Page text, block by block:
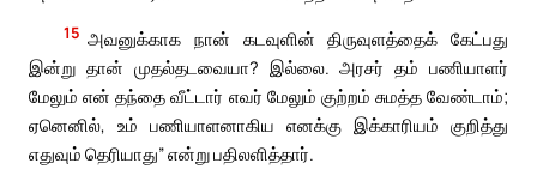
15 அவனுக்காக நான் கடவுளின் திருவுளத்தைக் கேட்பது
இன்று தான் முதல்தடவையா? இல்லை. அரசர் தம் பணியாளர்
மேலும் என் தந்தை வீட்டார் எவர் மேலும் குற்றம் சுமத்த வேண்டாம்;
ஏனெனில், உம் பணியாளனாகிய எனக்கு இக்காரியம் குறித்து
எதுவும் தெரியாது” என்று பதிலளித்தார்.